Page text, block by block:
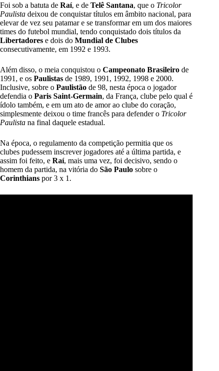
Foi sob a batuta de Raí, e de Telê Santana, que o Tricolor
Paulista deixou de conquistar títulos em âmbito nacional, para
elevar de vez seu patamar e se transformar em um dos maiores
times do futebol mundial, tendo conquistado dois títulos da
Libertadores e dois do Mundial de Clubes
consecutivamente, em 1992 e 1993.
Além disso, o meia conquistou o Campeonato Brasileiro de
1991, e os Paulistas de 1989, 1991, 1992, 1998 e 2000.
Inclusive, sobre o Paulistão de 98, nesta época o jogador
defendia o Paris Saint-Germain, da França, clube pelo qual é
ídolo também, e em um ato de amor ao clube do coração,
simplesmente deixou o time francês para defender o Tricolor
Paulista na final daquele estadual.
Na época, o regulamento da competição permitia que os
clubes pudessem inscrever jogadores até a última partida, e
assim foi feito, e Raí, mais uma vez, foi decisivo, sendo o
homem da partida, na vitória do São Paulo sobre o
Corinthians por 3 x 1.